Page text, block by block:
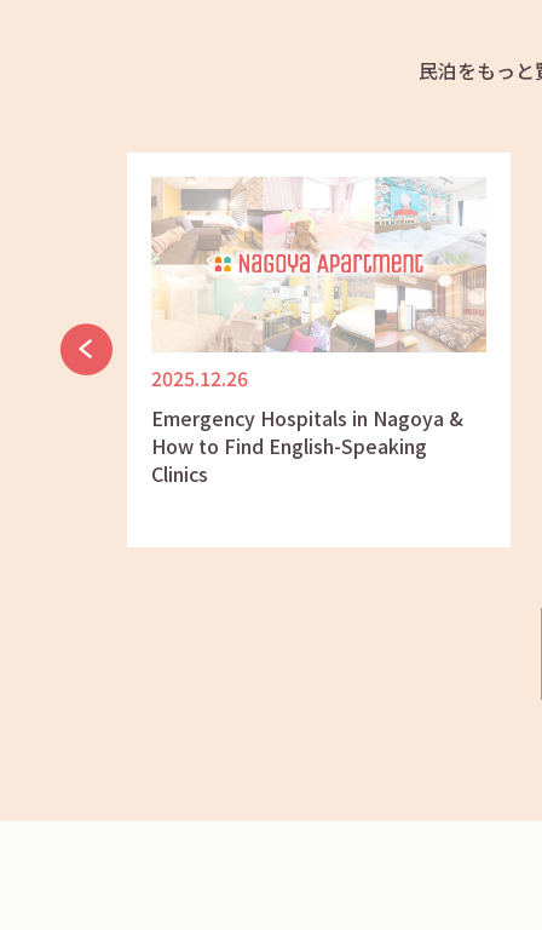
民泊をもっ
2025.12.26
Emergency Hospitals in Nagoya &
How to Find English-Speaking
Clinics